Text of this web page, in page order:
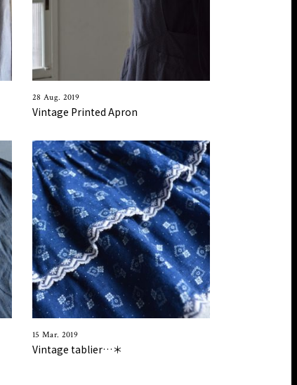
28 Aug. 2019
Vintage Printed Apron
15 Mar. 2019
Vintage tablier…＊